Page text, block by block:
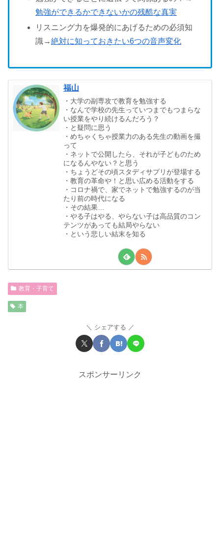
勉強ができるかできないかの残酷な真実
リスニング力を爆発的にあげるための必須知
識→絶対に知っておきたい6つの音声変化
福山
・大学の副専攻で教育を勉強する
・なんで学校の先生っていつまでもつまらな
い授業をやり続けるんだろう？
・と疑問に思う
・めちゃくちゃ授業力のある先生の動画を撮
って
・ネットで公開したら、それが子どものため
になるんやない？と思う
・ちょうどその頃スタディサプリが登場する
・教育の革命や！と思い広める活動をする
・コロナ禍で、家でネットで勉強するのが当
たり前の時代になる
・その結果…
・やる子はやる、やらない子は高品質のコン
テンツがあっても結局やらない
・という悲しい結末を知る
教育・子育て
本
シェアする
スポンサーリンク